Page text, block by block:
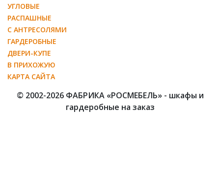
УГЛОВЫЕ
РАСПАШНЫЕ
С АНТРЕСОЛЯМИ
ГАРДЕРОБНЫЕ
ДВЕРИ-КУПЕ
В ПРИХОЖУЮ
КАРТА САЙТА
© 2002-2026 ФАБРИКА «РОСМЕБЕЛЬ» - шкафы и
гардеробные на заказ